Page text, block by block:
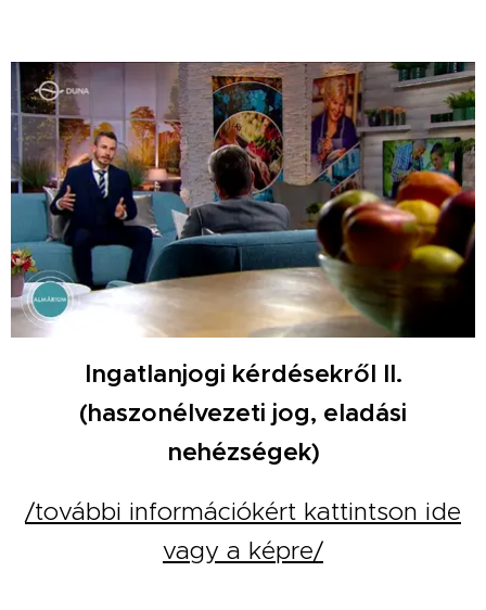
Ingatlanjogi kérdésekről II.
(haszonélvezeti jog, eladási
nehézségek)
/további információkért kattintson ide
vagy a képre/